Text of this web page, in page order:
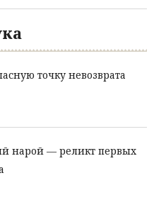
точку невозврата
нарой — реликт первых